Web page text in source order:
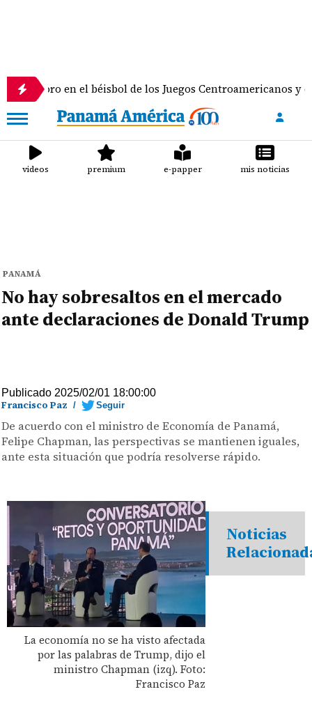
el béisbol de los Juegos Centroamericanos y del Caribe
videos premium e-papper mis noticias
PANAMÁ
No hay sobresaltos en el mercado
ante declaraciones de Donald Trump
Publicado 2025/02/01 18:00:00
Francisco Paz / Seguir
De acuerdo con el ministro de Economía de Panamá,
Felipe Chapman, las perspectivas se mantienen iguales,
ante esta situación que podría resolverse rápido.
La economía no se ha visto afectada
por las palabras de Trump, dijo el
ministro Chapman (izq). Foto:
Francisco Paz
Noticias